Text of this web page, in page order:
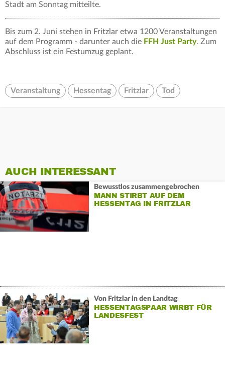
Stadt am Sonntag mitteilte.
Bis zum 2. Juni stehen in Fritzlar etwa 1200 Veranstaltungen
auf dem Programm - darunter auch die FFH Just Party. Zum
Abschluss ist ein Festumzug geplant.
Veranstaltung Hessentag Fritzlar Tod
AUCH INTERESSANT
Bewusstlos zusammengebrochen
MANN STIRBT AUF DEM
HESSENTAG IN FRITZLAR
Von Fritzlar in den Landtag
HESSENTAGSPAAR WIRBT FÜR
LANDESFEST